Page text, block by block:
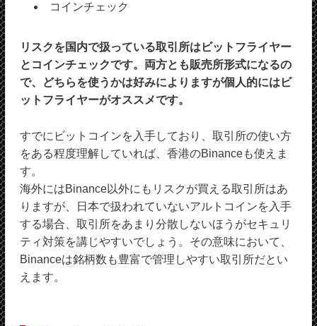
コインチェック
リスクを国内で扱っている取引所はビットフライヤー
とコインチェックです。両方とも販売所形式になるの
で、どちらを使うかは好みによりますが個人的にはビ
ットフライヤーがオススメです。
すでにビットコインを入手しており、取引所の使い方
をある程度理解していれば、香港のBinanceも使えま
す。
海外にはBinance以外にもリスクが買える取引所はあ
りますが、日本で扱われていないアルトコインを入手
する場合、取引所をあまり分散しないほうがセキュリ
ティ対策を講じやすいでしょう。その意味において、
Binanceは銘柄数も豊富で管理しやすい取引所だとい
えます。